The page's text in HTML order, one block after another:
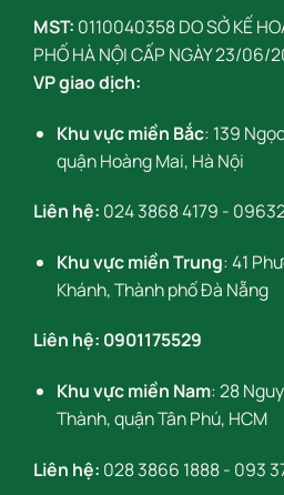
MST: 0110040358 DO SỞ KẾ
PHỐ HÀ NỘI CẤP NGÀY 23/06/
VP giao dịch:
Khu vực miền Bắc: 139
quận Hoàng Mai, Hà Nội
Liên hệ: 024 3868 4179 -
Khu vực miền Trung: 41
Khánh, Thành phố Đà Nẵng
Liên hệ: 0901175529
Khu vực miền Nam: 28
Thành, quận Tân Phú, HCM
Liên hệ: 028 3866 1888- 093